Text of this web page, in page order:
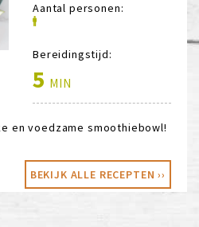
Aantal personen:
Bereidingstijd:
5 MIN
en voedzame smoothiebowl!
BEKIJK ALLE RECEPTEN ››